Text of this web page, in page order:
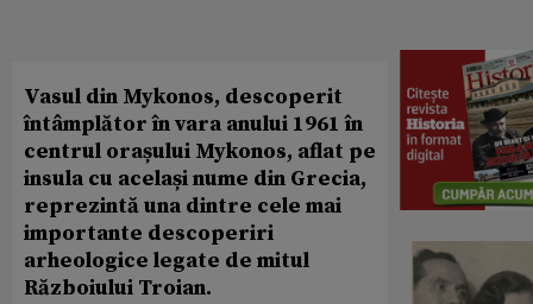
Vasul din Mykonos, descoperit
întâmplător în vara anului 1961 în
centrul orașului Mykonos, aflat pe
insula cu același nume din Grecia,
reprezintă una dintre cele mai
importante descoperiri
arheologice legate de mitul
Războiului Troian.